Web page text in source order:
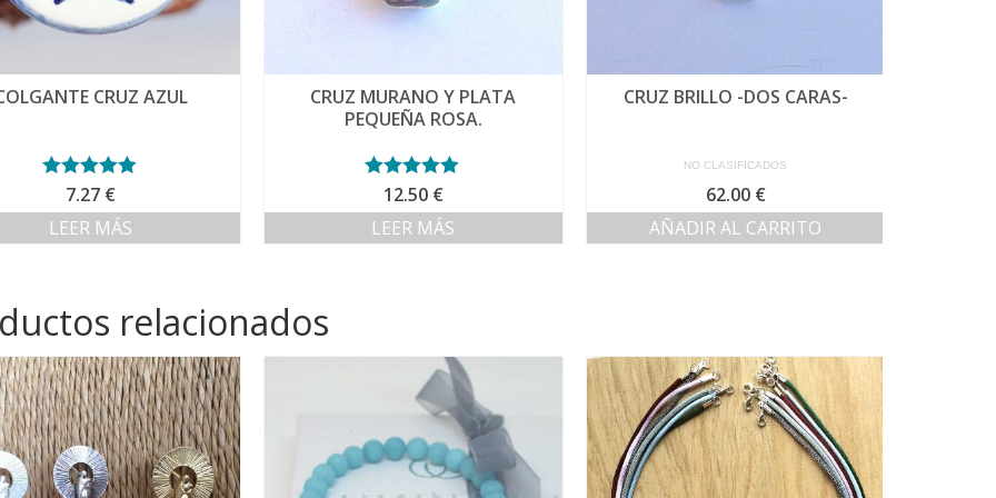
CRUZ AZUL
Valorado con
5.00de 5
7.27 €
LEER MÁS
CRUZ MURANO Y PLATA
PEQUEÑA ROSA.
Valorado con
5.00de 5
12.50 €
LEER MÁS
CRUZ BRILLO -DOS CARAS-
NO CLASIFICADOS
62.00 €
AÑADIR AL CARRITO
relacionados